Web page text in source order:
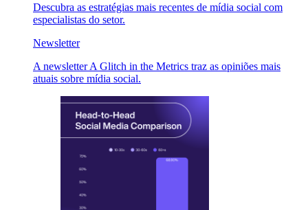
Descubra as estratégias mais recentes de mídia social com
especialistas do setor.
Newsletter
A newsletter A Glitch in the Metrics traz as opiniões mais
atuais sobre mídia social.